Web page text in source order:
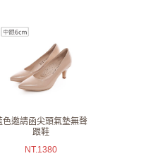
色邀請函尖頭氣墊無聲
跟鞋
NT.1380